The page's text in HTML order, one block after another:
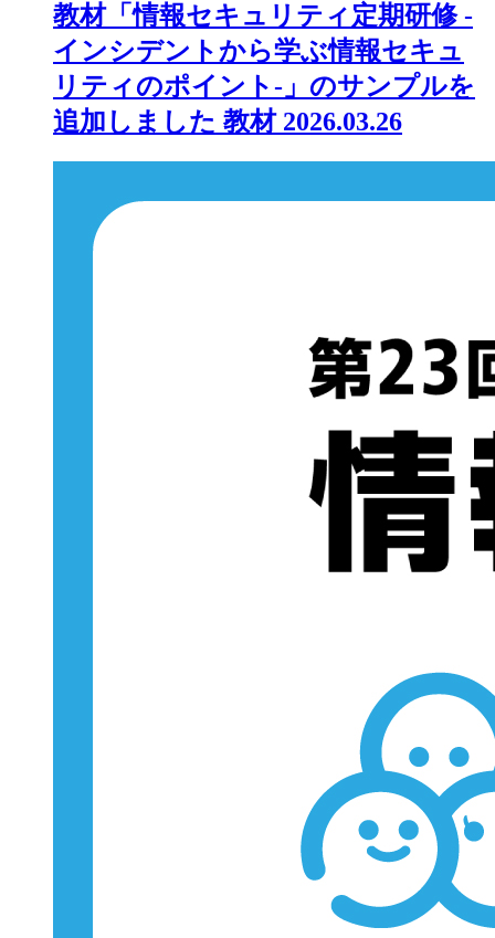
教材「情報セキュリティ定期研修 -
インシデントから学ぶ情報セキュ
リティのポイント-」のサンプルを
追加しました 教材 2026.03.26